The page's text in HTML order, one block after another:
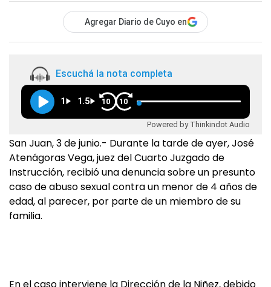
Agregar Diario de Cuyo en
Escuchá la nota completa
1 1.5 10 10
Powered by Thinkindot Audio
San Juan, 3 de junio.- Durante la tarde de ayer, José
Atenágoras Vega, juez del Cuarto Juzgado de
Instrucción, recibió una denuncia sobre un presunto
caso de abuso sexual contra un menor de 4 años de
edad, al parecer, por parte de un miembro de su
familia.